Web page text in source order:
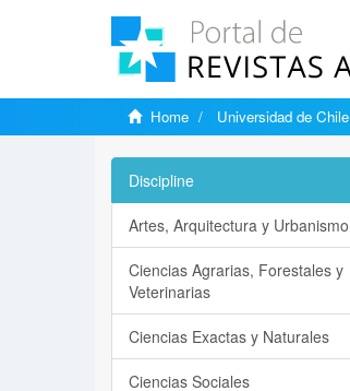
Home Universidad de Chile
Discipline
Artes, Arquitectura y Urbanismo
Ciencias Agrarias, Forestales y
Veterinarias
Ciencias Exactas y Naturales
Ciencias Sociales